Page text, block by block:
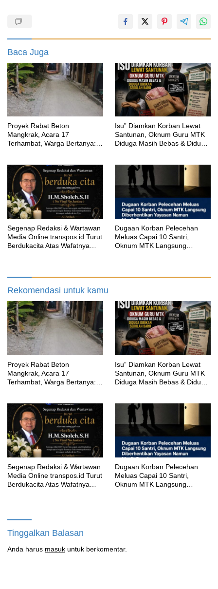
Baca Juga
Proyek Rabat Beton
Mangkrak, Acara 17
Terhambat, Warga Bertanya:
‎Isu” Diamkan Korban Lewat
Santunan, Oknum Guru MTK
Diduga Masih Bebas & Diduga
Segenap Redaksi & Wartawan
Media Online transpos.id Turut
Berdukacita Atas Wafatnya
‎Dugaan Korban Pelecehan
Meluas Capai 10 Santri,
Oknum MTK Langsung
Rekomendasi untuk kamu
Proyek Rabat Beton
Mangkrak, Acara 17
Terhambat, Warga Bertanya:
‎Isu” Diamkan Korban Lewat
Santunan, Oknum Guru MTK
Diduga Masih Bebas & Diduga
Segenap Redaksi & Wartawan
Media Online transpos.id Turut
Berdukacita Atas Wafatnya
‎Dugaan Korban Pelecehan
Meluas Capai 10 Santri,
Oknum MTK Langsung
Tinggalkan Balasan
Anda harus masuk untuk berkomentar.